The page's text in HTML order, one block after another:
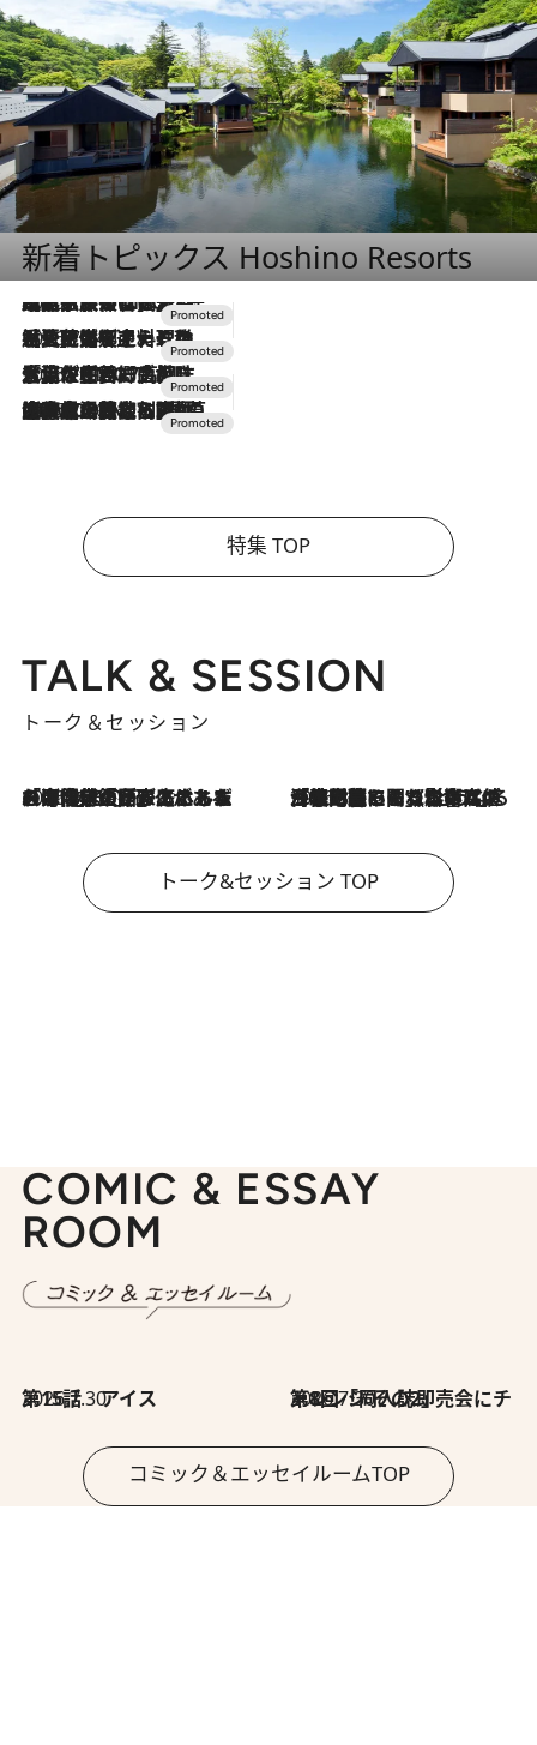
新着トピックス Hoshino Resorts
2026.7.31
【ホテル帰省】という選択肢をOMOが提案。家族とほどよい距離を保つには「昼は実家、夜は気兼ねなくホテルで！」
2026.7.24
【夏限定ディナーコース】旬を迎える稚鮎や花ズッキーニなどをイタリア・トスカーナの郷土料理の手法で満喫！
2026.7.17
「土佐和ハーブかき氷」がOMO7高知に登場！生姜、山椒、大葉など目にも舌にも涼を呼ぶ郷土の味
2026.7.10
NEW OPEN！【界 草津】名湯の地に誕生。趣の異なる2種の温泉と上州ならではの会席・蕎麦割烹など美食を味わう究極の癒やし旅
特集 TOP
TALK & SESSION
トーク＆セッション
2026.8.3
「今後値上げがあるとすれば…」「リスクがあるのは今年の冬」エネルギー専門家が語る、ホルムズ海峡封鎖が家庭にもたらす“ある心配” 2026.8.3
「住宅建てられない…」「サーチャージ料の高値が続いている」ホルムズ海峡封鎖による影響はいつまで続く？《エネルギー専門家に聞く“どうなる日本の暮らし”》
トーク&セッション TOP
COMIC & ESSAY
ROOM
2026.7.30
第15話 アイス 2026.7.30
第8回「同人誌即売会にチャレンジ その2」
コミック＆エッセイルームTOP